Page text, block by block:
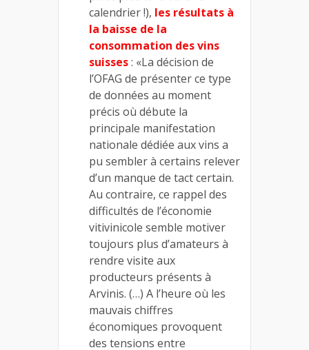
calendrier !), les résultats à
la baisse de la
consommation des vins
suisses: «La décision de
l’OFAG de présenter ce type
de données au moment
précis où débute la
principale manifestation
nationale dédiée aux vins a
pu sembler à certains relever
d’un manque de tact certain.
Au contraire, ce rappel des
difficultés de l’économie
vitivinicole semble motiver
toujours plus d’amateurs à
rendre visite aux
producteurs présents à
Arvinis. (…) A l’heure où les
mauvais chiffres
économiques provoquent
des tensions entre